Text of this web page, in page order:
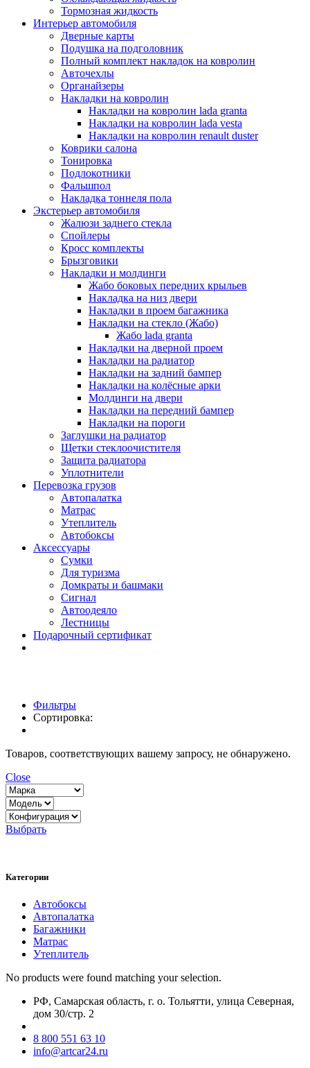
Тормозная жидкость
Интерьер автомобиля
Дверные карты
Подушка на подголовник
Полный комплект накладок на ковролин
Авточехлы
Органайзеры
Накладки на ковролин
Накладки на ковролин lada granta
Накладки на ковролин lada vesta
Накладки на ковролин renault duster
Коврики салона
Тонировка
Подлокотники
Фальшпол
Накладка тоннеля пола
Экстерьер автомобиля
Жалюзи заднего стекла
Спойлеры
Кросс комплекты
Брызговики
Накладки и молдинги
Жабо боковых передних крыльев
Накладка на низ двери
Накладки в проем багажника
Накладки на стекло (Жабо)
Жабо lada granta
Накладки на дверной проем
Накладки на радиатор
Накладки на задний бампер
Накладки на колёсные арки
Молдинги на двери
Накладки на передний бампер
Накладки на пороги
Заглушки на радиатор
Щетки стеклоочистителя
Защита радиатора
Уплотнители
Перевозка грузов
Автопалатка
Матрас
Утеплитель
Автобоксы
Аксессуары
Сумки
Для туризма
Домкраты и башмаки
Сигнал
Автоодеяло
Лестницы
Подарочный сертификат
Фильтры
Сортировка:
Товаров, соответствующих вашему запросу, не обнаружено.
Close
Выбрать
Категории
Автобоксы
Автопалатка
Багажники
Матрас
Утеплитель
No products were found matching your selection.
РФ, Самарская область, г. о. Тольятти, улица Северная,
дом 30/стр. 2
8 800 551 63 10
info@artcar24.ru